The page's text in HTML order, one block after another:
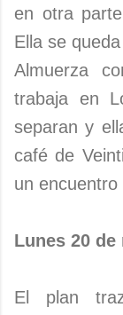
en otra
Ella se
Almuerza
trabaja en
separan y
café de
un encuentro
Lunes 20 de
El plan